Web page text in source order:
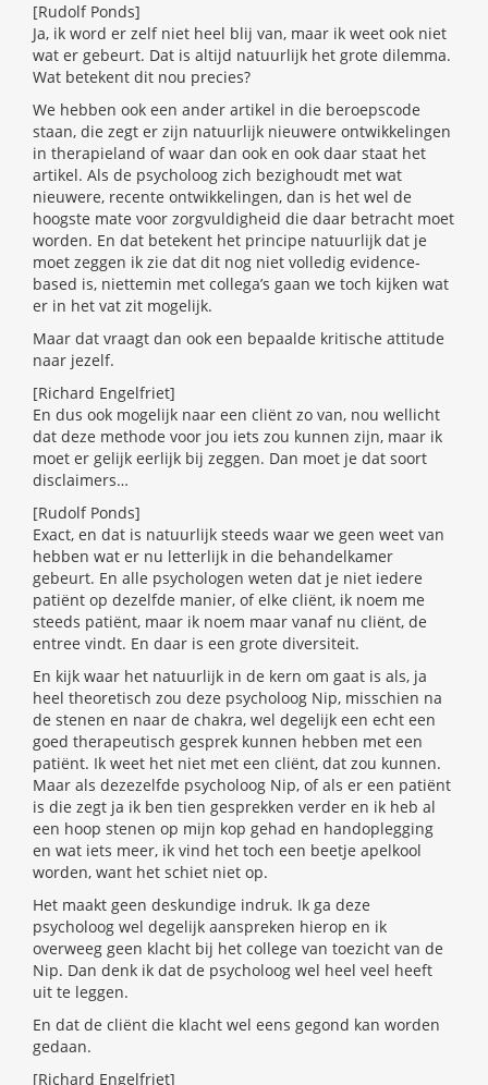
[Rudolf Ponds]
Ja, ik word er zelf niet heel blij van, maar ik weet ook niet
wat er gebeurt. Dat is altijd natuurlijk het grote dilemma.
Wat betekent dit nou precies?
We hebben ook een ander artikel in die beroepscode
staan, die zegt er zijn natuurlijk nieuwere ontwikkelingen
in therapieland of waar dan ook en ook daar staat het
artikel. Als de psycholoog zich bezighoudt met wat
nieuwere, recente ontwikkelingen, dan is het wel de
hoogste mate voor zorgvuldigheid die daar betracht moet
worden. En dat betekent het principe natuurlijk dat je
moet zeggen ik zie dat dit nog niet volledig evidence-
based is, niettemin met collega’s gaan we toch kijken wat
er in het vat zit mogelijk.
Maar dat vraagt dan ook een bepaalde kritische attitude
naar jezelf.
[Richard Engelfriet]
En dus ook mogelijk naar een cliënt zo van, nou wellicht
dat deze methode voor jou iets zou kunnen zijn, maar ik
moet er gelijk eerlijk bij zeggen. Dan moet je dat soort
disclaimers…
[Rudolf Ponds]
Exact, en dat is natuurlijk steeds waar we geen weet van
hebben wat er nu letterlijk in die behandelkamer
gebeurt. En alle psychologen weten dat je niet iedere
patiënt op dezelfde manier, of elke cliënt, ik noem me
steeds patiënt, maar ik noem maar vanaf nu cliënt, de
entree vindt. En daar is een grote diversiteit.
En kijk waar het natuurlijk in de kern om gaat is als, ja
heel theoretisch zou deze psycholoog Nip, misschien na
de stenen en naar de chakra, wel degelijk een echt een
goed therapeutisch gesprek kunnen hebben met een
patiënt. Ik weet het niet met een cliënt, dat zou kunnen.
Maar als dezezelfde psycholoog Nip, of als er een patiënt
is die zegt ja ik ben tien gesprekken verder en ik heb al
een hoop stenen op mijn kop gehad en handoplegging
en wat iets meer, ik vind het toch een beetje apelkool
worden, want het schiet niet op.
Het maakt geen deskundige indruk. Ik ga deze
psycholoog wel degelijk aanspreken hierop en ik
overweeg geen klacht bij het college van toezicht van de
Nip. Dan denk ik dat de psycholoog wel heel veel heeft
uit te leggen.
En dat de cliënt die klacht wel eens gegond kan worden
gedaan.
[Richard Engelfriet]